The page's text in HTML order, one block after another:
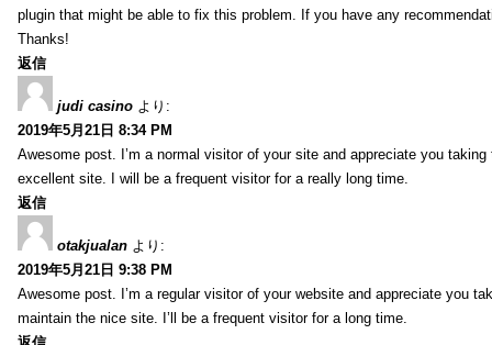
plugin that might be able to fix this problem. If you have any
Thanks!
返信
judi casino より:
2019年5月21日 8:34 PM
Awesome post. I’m a normal visitor of your site and appreciate you
excellent site. I will be a frequent visitor for a really long time.
返信
otakjualan より:
2019年5月21日 9:38 PM
Awesome post. I’m a regular visitor of your website and appreciate you
maintain the nice site. I’ll be a frequent visitor for a long time.
返信